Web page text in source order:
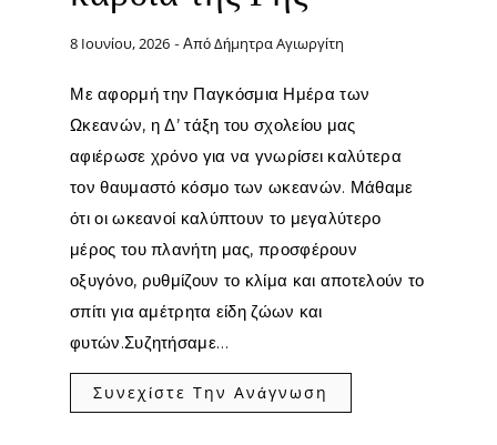
8 Ιουνίου, 2026 - ΑπόΔήμητρα Αγιωργίτη
Με αφορμή την Παγκόσμια Ημέρα των
Ωκεανών, η Δ’ τάξη του σχολείου μας
αφιέρωσε χρόνο για να γνωρίσει καλύτερα
τον θαυμαστό κόσμο των ωκεανών. Μάθαμε
ότι οι ωκεανοί καλύπτουν το μεγαλύτερο
μέρος του πλανήτη μας, προσφέρουν
οξυγόνο, ρυθμίζουν το κλίμα και αποτελούν το
σπίτι για αμέτρητα είδη ζώων και
φυτών.Συζητήσαμε…
Συνεχίστε Την Ανάγνωση